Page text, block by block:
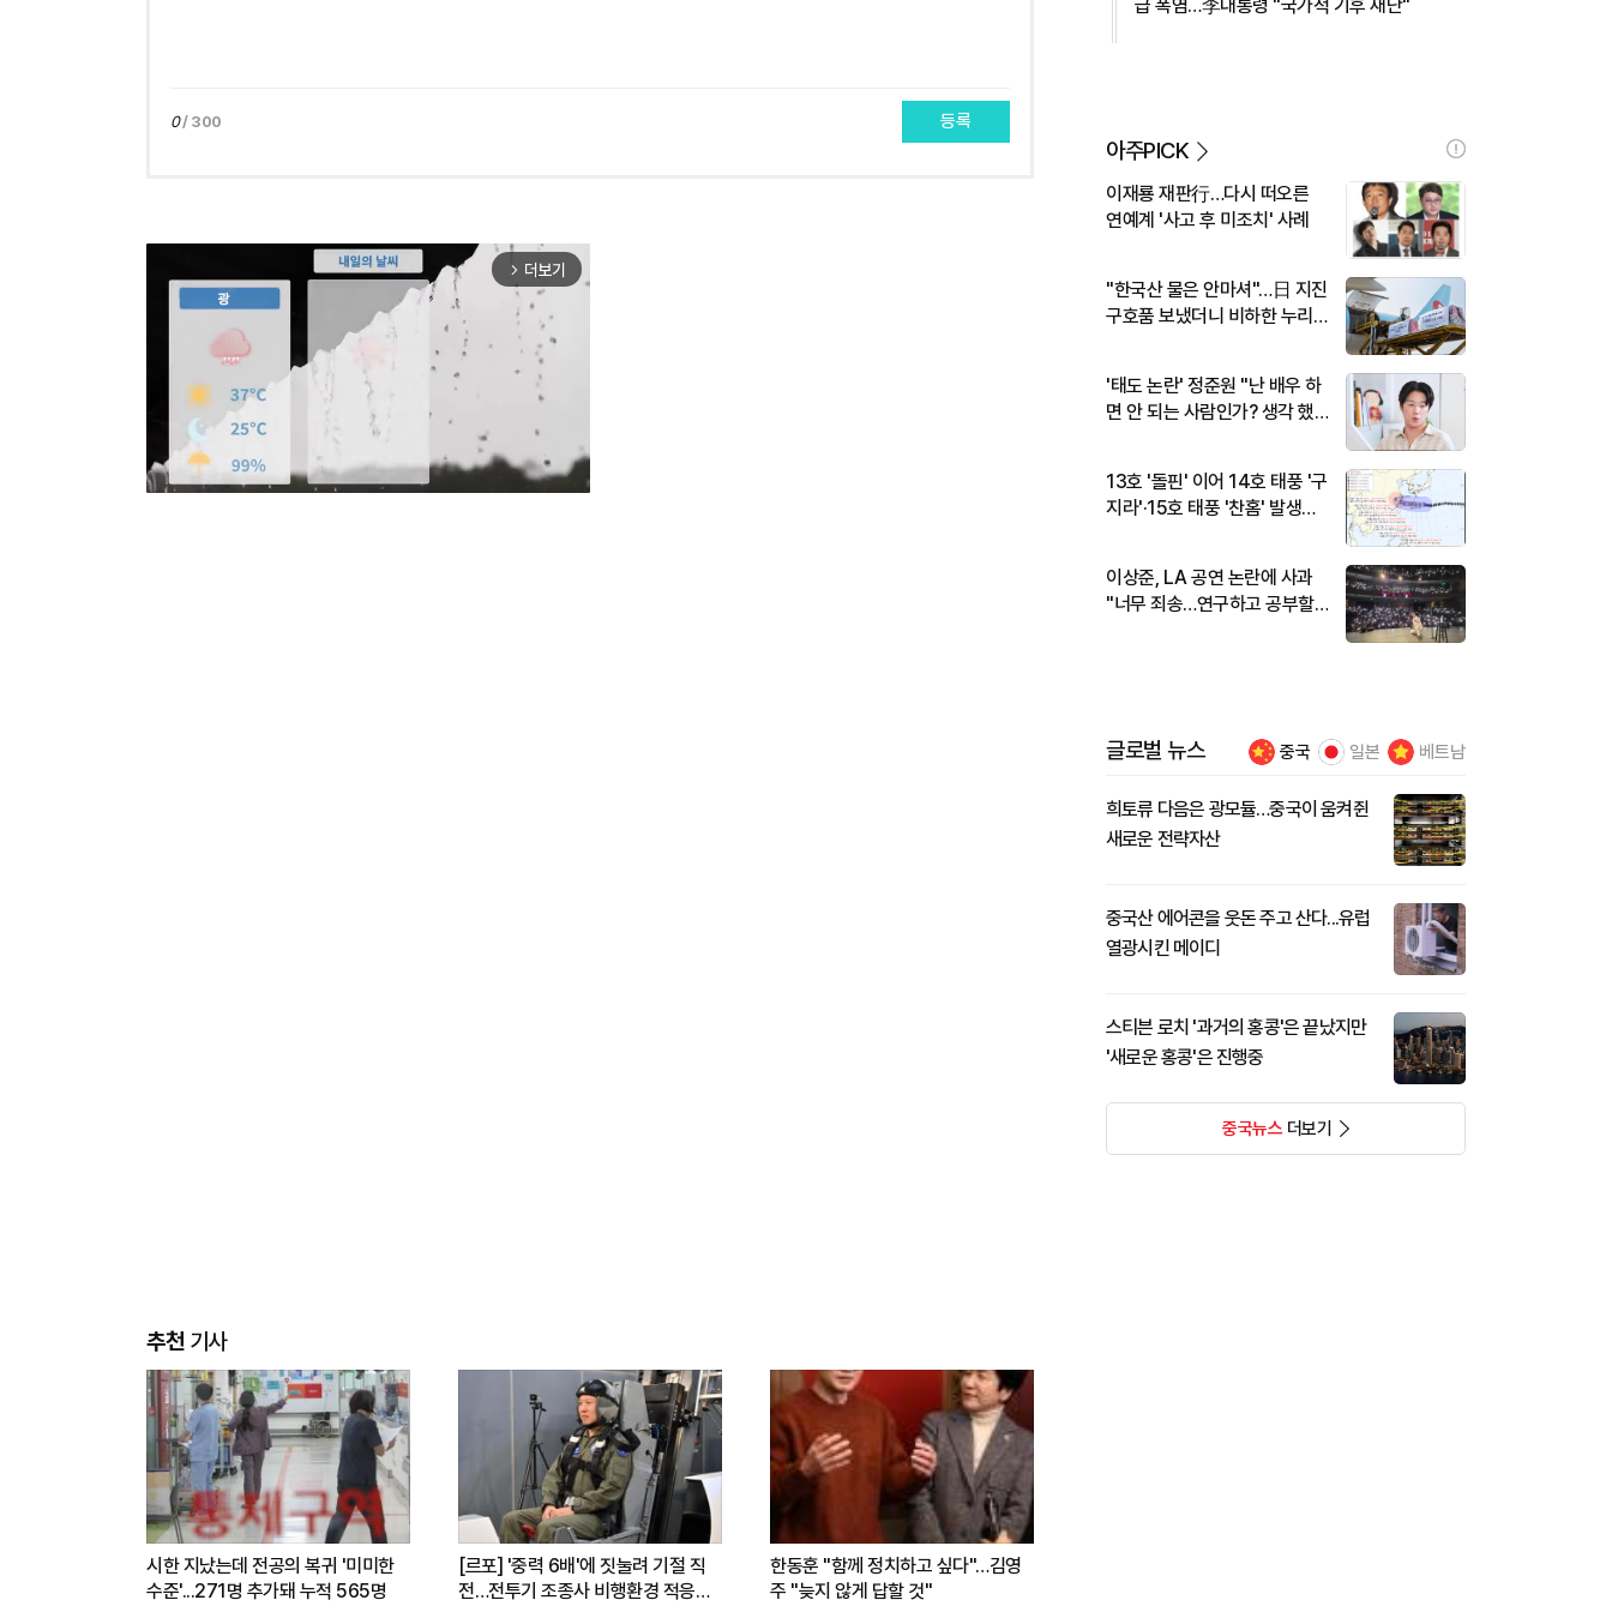
0/ 300 등록
arrow_forward_ios 더보기
추천기사
시한 지났는데 전공의 복귀 '미미한
수준'...271명 추가돼 누적 565명
[르포] '중력 6배'에 짓눌려 기절 직
전…전투기 조종사 비행환경 적응훈
한동훈 "함께 정치하고 싶다"…김영
주 "늦지 않게 답할 것"
급 폭염…李대통령 "국가적 기후 재난"
아주PICK
이재룡 재판行…다시 떠오른
연예계 '사고 후 미조치' 사례
"한국산 물은 안마셔"…日 지진
구호품 보냈더니 비하한 누리
'태도 논란' 정준원 "난 배우 하
면 안 되는 사람인가? 생각 했
13호 '돌핀' 이어 14호 태풍 '구
지라'·15호 태풍 '찬홈' 발생…
이상준, LA 공연 논란에 사과
"너무 죄송…연구하고 공부할
글로벌 뉴스 중국 일본 베트남
희토류 다음은 광모듈…중국이 움켜쥔
새로운 전략자산
중국산 에어콘을 웃돈 주고 산다...유럽
열광시킨 메이디
스티븐 로치 '과거의 홍콩'은 끝났지만
'새로운 홍콩'은 진행중
중국뉴스더보기